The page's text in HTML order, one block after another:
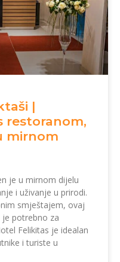
|
restoranom,
mirnom
je u mirnom dijelu
i uživanje u prirodi.
smještajem, ovaj
potrebno za
Felikitas je idealan
i turiste u